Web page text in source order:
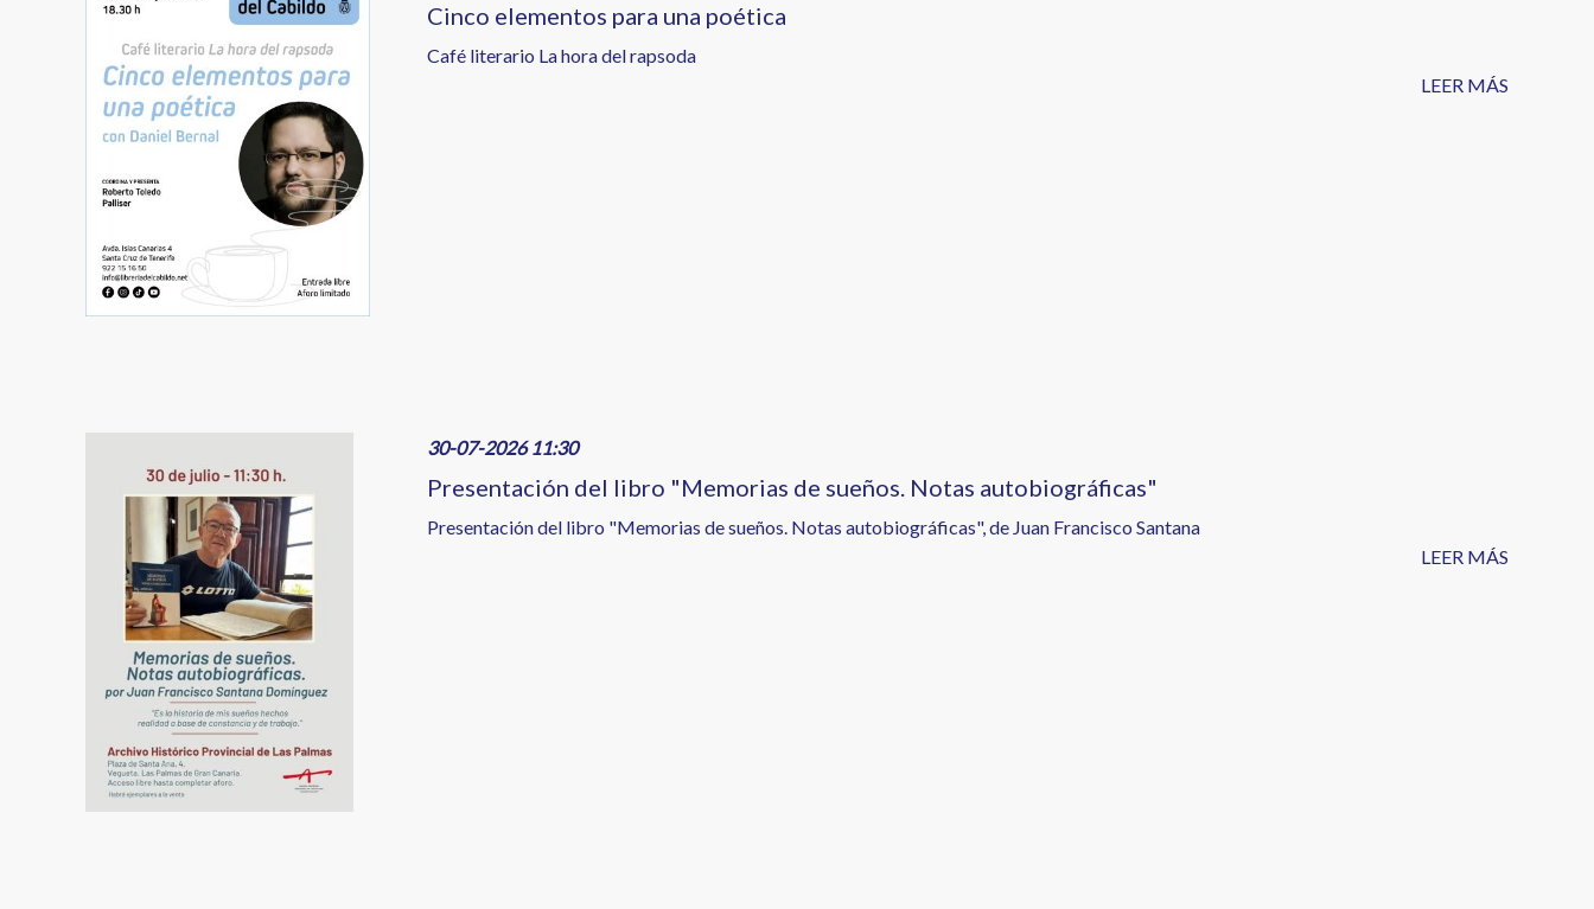
Cinco elementos para una poética
Café literario La hora del rapsoda
LEER MÁS
30-07-2026 11:30
Presentación del libro "Memorias de sueños. Notas autobiográficas"
Presentación del libro "Memorias de sueños. Notas autobiográficas", de Juan Francisco Santana
LEER MÁS